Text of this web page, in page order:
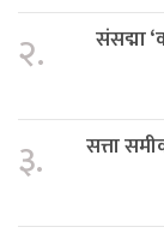
२.
संसद्मा
३.
सत्ता